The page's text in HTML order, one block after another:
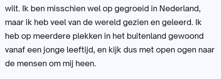
wilt. Ik ben misschien wel op gegroeid in Nederland,
maar ik heb veel van de wereld gezien en geleerd. Ik
heb op meerdere plekken in het buitenland gewoond
vanaf een jonge leeftijd, en kijk dus met open ogen naar
de mensen om mij heen.